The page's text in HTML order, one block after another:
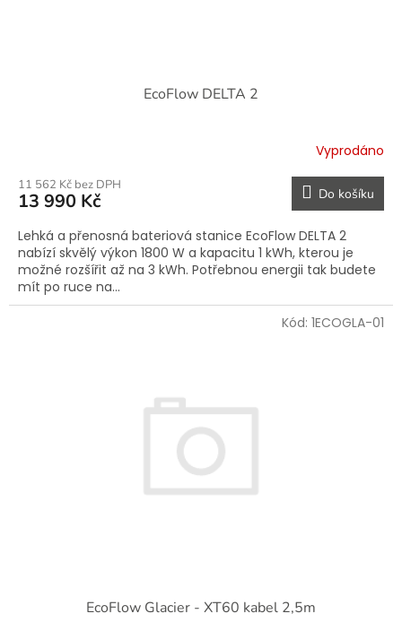
EcoFlow DELTA 2
Vyprodáno
11 562 Kč bez DPH
13 990 Kč Do košíku
Lehká a přenosná bateriová stanice EcoFlow DELTA 2
nabízí skvělý výkon 1800 W a kapacitu 1 kWh, kterou je
možné rozšířit až na 3 kWh. Potřebnou energii tak budete
mít po ruce na...
EcoFlow Glacier - XT60 kabel 2,5m
Kód: 1ECOGLA-01